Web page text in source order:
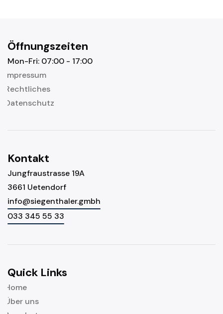
Öffnungszeiten
Mon-Fri: 07:00 - 17:00
Impressum
Rechtliches
Datenschutz
Kontakt
Jungfraustrasse 19A
3661 Uetendorf
info@siegenthaler.gmbh
033 345 55 33
Quick Links
Home
Über uns